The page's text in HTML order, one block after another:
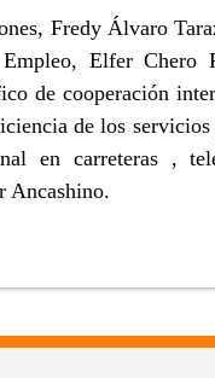
Fredy Álvaro
Elfer Chero
de cooperación
de los
en carreteras ,
Ancashino.